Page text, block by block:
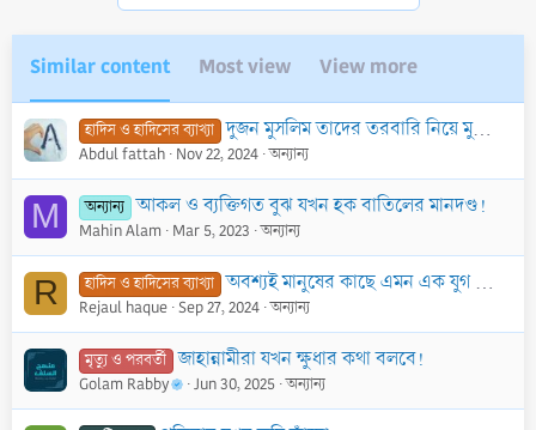
Similar content Most view View more
হাদিস ও হাদিসের ব্যাখ্যা দুজন মুসলিম তাদের তরবারি নিয়ে মুখোমুখি হলে হত্যাকারী এবং নিহত ব্যক্তি উভয়ে জাহান্নামে যাবে
Abdul fattah Nov 22, 2024 অন্যান্য
M অন্যান্য আকল ও ব্যক্তিগত বুঝ যখন হক বাতিলের মানদণ্ড!
Mahin Alam Mar 5, 2023 অন্যান্য
R হাদিস ও হাদিসের ব্যাখ্যা অবশ্যই মানুষের কাছে এমন এক যুগ আসবে যখন তাঁরা মসজিদ গুলোতে একত্রিত হবে এবং সালাত আদায় করবে কিন্তু…
Rejaul haque Sep 27, 2024 অন্যান্য
মৃত্যু ও পরবর্তী জাহান্নামীরা যখন ক্ষুধার কথা বলবে!
Golam Rabby Jun 30, 2025 অন্যান্য